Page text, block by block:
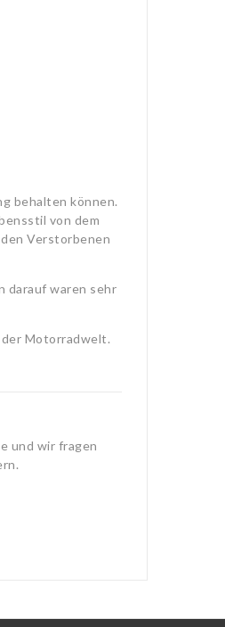
behalten können.
von dem
Verstorbenen
darauf waren sehr
der Motorradwelt.
und wir fragen